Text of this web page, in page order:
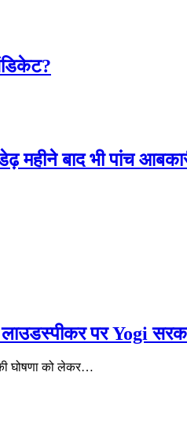
बाद भी पांच
पर Yogi
घोषणा को लेकर…